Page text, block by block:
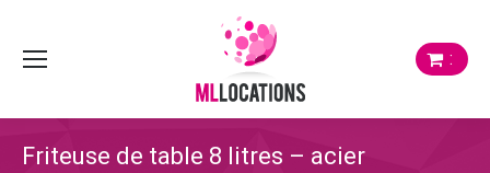
:
Friteuse de table 8 litres – acier